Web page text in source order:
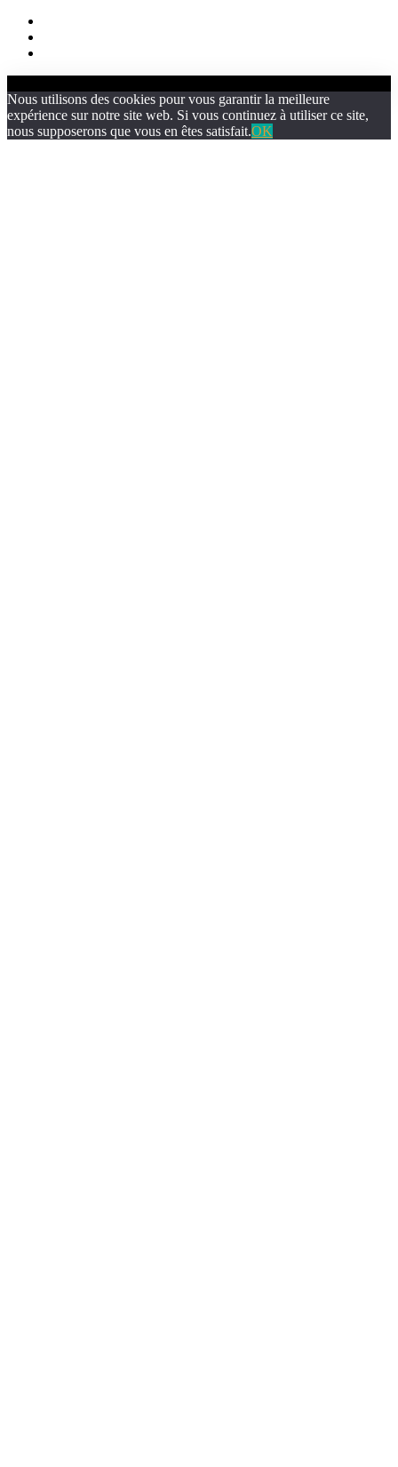
Nous utilisons des cookies pour vous garantir la meilleure
expérience sur notre site web. Si vous continuez à utiliser ce site,
nous supposerons que vous en êtes satisfait.OK